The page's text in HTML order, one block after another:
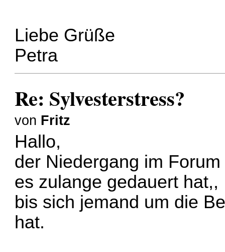
Liebe Grüße
Petra
Re: Sylvesterstress?
von Fritz
Hallo,
der Niedergang im
es zulange gedauert hat,,
bis sich jemand um die
hat.